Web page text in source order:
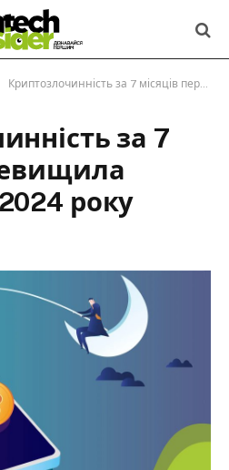
Криптозлочинність за 7 місяців перевищила показники 2024 року
за 7
року